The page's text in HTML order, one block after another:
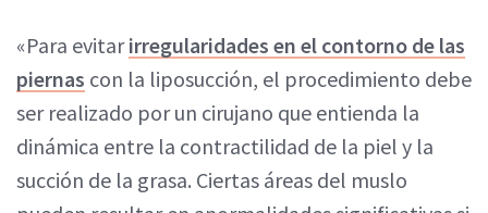
«Para evitarirregularidades en el contorno de las
piernas con la liposucción, el procedimiento debe
ser realizado por un cirujano que entienda la
dinámica entre la contractilidad de la piel y la
succión de la grasa. Ciertas áreas del muslo